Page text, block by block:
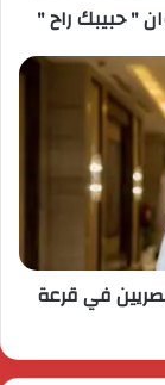
" حبيبك راح "
في قرعة